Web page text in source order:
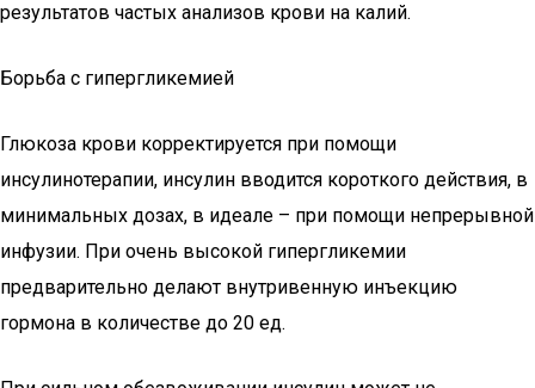
результатов частых анализов крови на калий.
Борьба с гипергликемией
Глюкоза крови корректируется при помощи
инсулинотерапии, инсулин вводится короткого действия, в
минимальных дозах, в идеале – при помощи непрерывной
инфузии. При очень высокой гипергликемии
предварительно делают внутривенную инъекцию
гормона в количестве до 20 ед.